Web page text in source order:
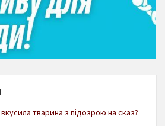
тварина з підозрою на сказ?